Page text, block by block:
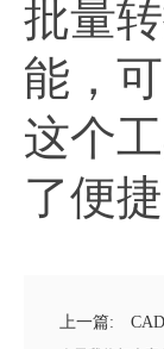
批量
能，
这个
了便
上一篇: